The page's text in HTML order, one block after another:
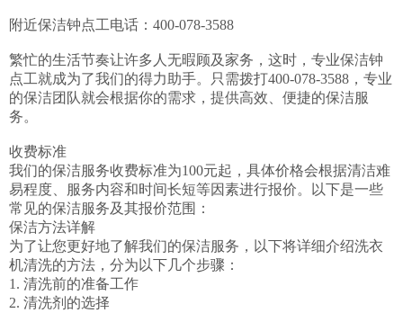
附近保洁钟点工电话：400-078-3588
繁忙的生活节奏让许多人无暇顾及家务，这时，专业保洁钟
点工就成为了我们的得力助手。只需拨打400-078-3588，专业
的保洁团队就会根据你的需求，提供高效、便捷的保洁服
务。
收费标准
我们的保洁服务收费标准为100元起，具体价格会根据清洁难
易程度、服务内容和时间长短等因素进行报价。以下是一些
常见的保洁服务及其报价范围：
保洁方法详解
为了让您更好地了解我们的保洁服务，以下将详细介绍洗衣
机清洗的方法，分为以下几个步骤：
1. 清洗前的准备工作
2. 清洗剂的选择